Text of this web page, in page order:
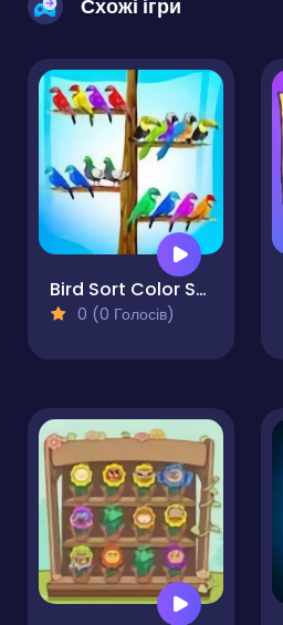
Схожі ігри
Bird Sort Color Sorting
0 (0 Голосів)